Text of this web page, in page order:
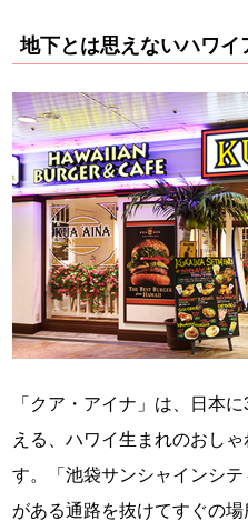
地下とは思えないハワイ
「クア・アイナ」は、日本
える、ハワイ生まれのおし
す。「池袋サンシャインシ
がある通路を抜けてすぐの